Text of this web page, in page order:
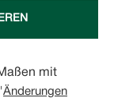
mit
Änderungen